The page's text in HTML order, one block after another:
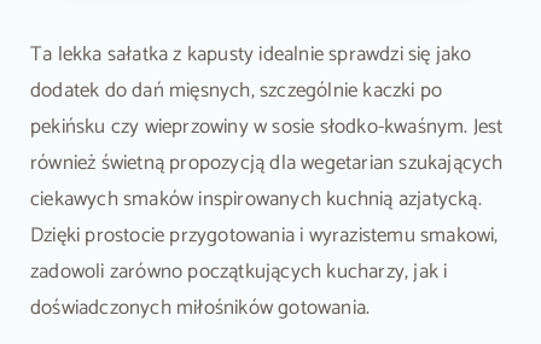
Ta lekka sałatka z kapusty idealnie sprawdzi się jako
dodatek do dań mięsnych, szczególnie kaczki po
pekińsku czy wieprzowiny w sosie słodko-kwaśnym. Jest
również świetną propozycją dla wegetarian szukających
ciekawych smaków inspirowanych kuchnią azjatycką.
Dzięki prostocie przygotowania i wyrazistemu smakowi,
zadowoli zarówno początkujących kucharzy, jak i
doświadczonych miłośników gotowania.